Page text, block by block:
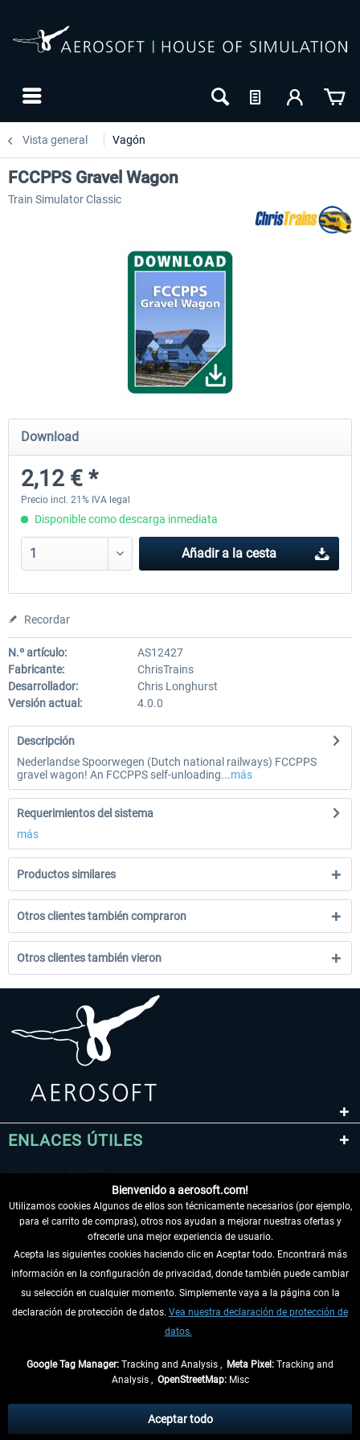
Vista general Vagón
FCCPPS Gravel Wagon
2,12 € *
Gbs Freight Wagon
FCCPPS Gravel Wagon
Train Simulator Classic
Download
2,12 € *
Precio incl. 21% IVA legal
Disponible como descarga inmediata
Añadir a la cesta
Recordar
N.º artículo:
AS12427
Fabricante:
ChrisTrains
Desarrollador:
Chris Longhurst
Versión actual:
4.0.0
Descripción
Nederlandse Spoorwegen (Dutch national railways) FCCPPS
gravel wagon! An FCCPPS self-unloading...más
Requerimientos del sistema
más
Productos similares
Otros clientes también compraron
Otros clientes también vieron
ENLACES ÚTILES
DESISTIR DEL CONTRATO
INFORMACIÓN
tasas de recepción si no se describe lo contrario
** De aplicación a envíos dentro de Alemania. Los plazos de envío para los
Bienvenido a aerosoft.com!
Utilizamos cookies Algunos de ellos son técnicamente necesarios (por ejemplo,
para el carrito de compras), otros nos ayudan a mejorar nuestras ofertas y
ofrecerle una mejor experiencia de usuario.
Acepta las siguientes cookies haciendo clic en Aceptar todo. Encontrará más
información en la configuración de privacidad, donde también puede cambiar
su selección en cualquier momento. Simplemente vaya a la página con la
declaración de protección de datos. Vea nuestra declaración de protección de
datos.
Google Tag Manager: Tracking and Analysis , Meta Pixel: Tracking and
Analysis , OpenStreetMap:Misc
Aceptar todo